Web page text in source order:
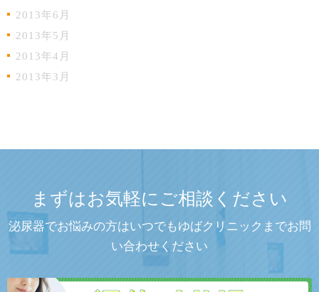
2013年6月
2013年5月
2013年4月
2013年3月
まずはお気軽にご相談ください
泌尿器でお悩みの方はいつでもゆばクリニックまでお問
い合わせください